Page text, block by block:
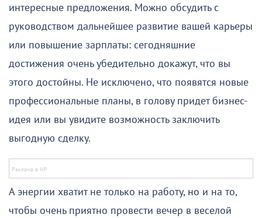
интересные предложения. Можно обсудить с
руководством дальнейшее развитие вашей карьеры
или повышение зарплаты: сегодняшние
достижения очень убедительно докажут, что вы
этого достойны. Не исключено, что появятся новые
профессиональные планы, в голову придет бизнес-
идея или вы увидите возможность заключить
выгодную сделку.
А энергии хватит не только на работу, но и на то,
чтобы очень приятно провести вечер в веселой